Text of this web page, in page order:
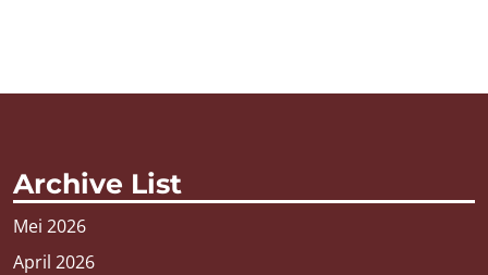
Archive List
Mei 2026
April 2026